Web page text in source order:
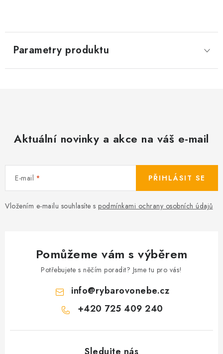
Parametry produktu
Aktuální novinky a akce na váš e-mail
E-mail
Vložením e-mailu souhlasíte s podmínkami ochrany osobních údajů
PŘIHLÁSIT SE
Pomůžeme vám s výběrem
Potřebujete s něčím poradit? Jsme tu pro vás!
info@rybarovonebe.cz
+420 725 409 240